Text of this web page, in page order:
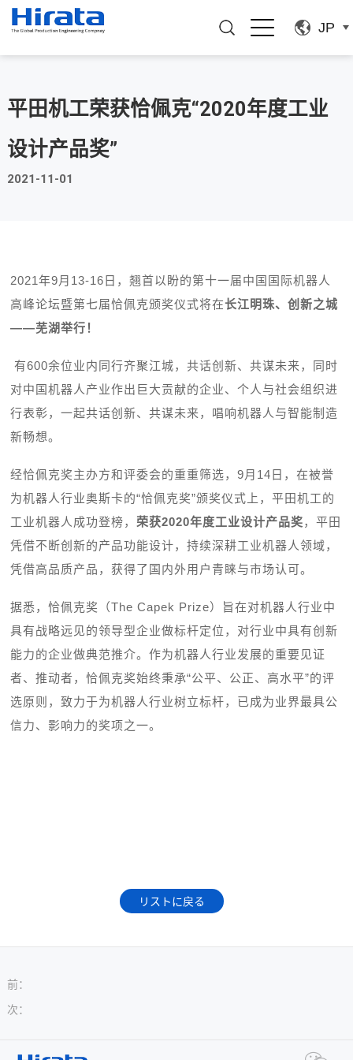
JP
平田机工荣获恰佩克“2020年度工业
设计产品奖”
2021-11-01
2021年9月 13-16 日，翘首以盼的第十一届中国国际机器人
高峰论坛暨第七届恰佩克颁奖仪式将在长江明珠、创新之城
——芜湖举行！
有600余位业内同行齐聚江城，共话创新、共谋未来，同时
对中国机器人产业作出巨大贡献的企业、个人与社会组织进
行表彰，一起共话创新、共谋未来，唱响机器人与智能制造
新畅想。
经恰佩克奖主办方和评委会的重重筛选，9月 14 日，在被誉
为机器人行业奥斯卡的“恰佩克奖”颁奖仪式上，平田机工的
工业机器人成功登榜， 荣获2020年度工业设计产品奖，平田
凭借不断创新的产品功能设计，持续深耕工业机器人领域，
凭借高品质产品，获得了国内外用户青睐与市场认可。
据悉，恰佩克奖（The Capek Prize）旨在对机器人行业中
具有战略远见的领导型企业做标杆定位，对行业中具有创新
能力的企业做典范推介。作为机器人行业发展的重要见证
者、推动者，恰佩克奖始终秉承“公平、公正、高水平”的评
选原则，致力于为机器人行业树立标杆，已成为业界最具公
信力、影响力的奖项之一。
リストに戻る
前：
次：